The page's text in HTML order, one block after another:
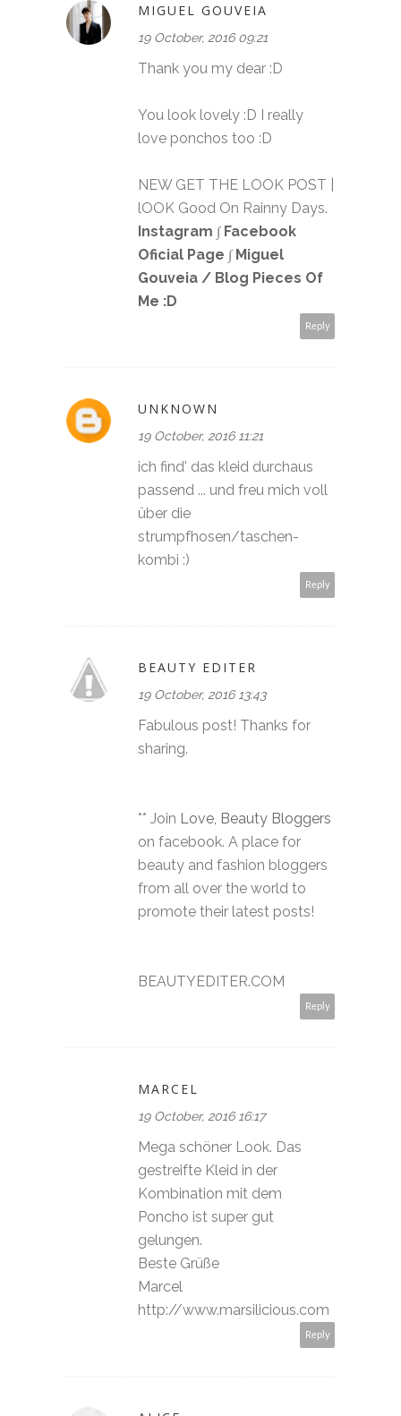
MIGUEL GOUVEIA
19 October, 2016 09:21
Thank you my dear :D
You look lovely :D I really
love ponchos too :D
NEW GET THE LOOK POST |
lOOK Good On Rainny Days.
Instagram ∫ Facebook
Oficial Page ∫ Miguel
Gouveia / Blog Pieces Of
Me :D
Reply
UNKNOWN
19 October, 2016 11:21
ich find' das kleid durchaus
passend ... und freu mich voll
über die
strumpfhosen/taschen-
kombi :)
Reply
BEAUTY EDITER
19 October, 2016 13:43
Fabulous post! Thanks for
sharing.
** Join Love, Beauty Bloggers
on facebook. A place for
beauty and fashion bloggers
from all over the world to
promote their latest posts!
BEAUTYEDITER.COM
Reply
MARCEL
19 October, 2016 16:17
Mega schöner Look. Das
gestreifte Kleid in der
Kombination mit dem
Poncho ist super gut
gelungen.
Beste Grüße
Marcel
http://www.marsilicious.com
Reply